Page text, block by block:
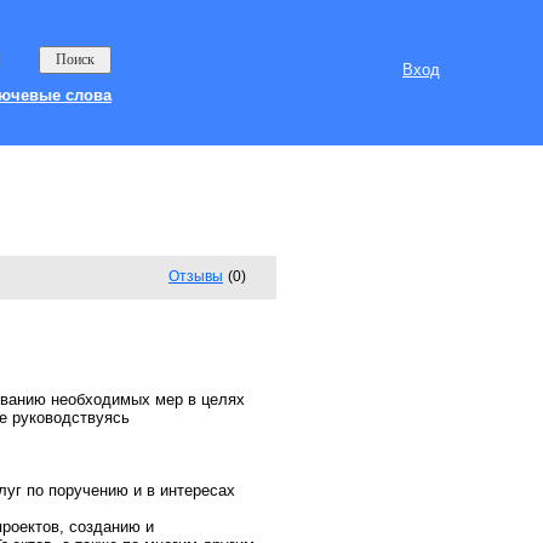
Вход
слова
Отзывы (0)
необходимых мер в целях
руководствуясь
по поручению и в интересах
созданию и